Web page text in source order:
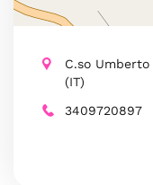
C.so
(IT)
3409720897